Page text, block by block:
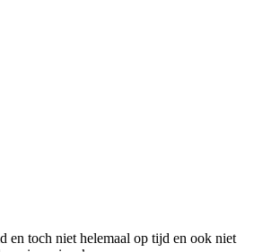
en toch niet helemaal op tijd en ook niet